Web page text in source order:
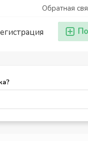
Обратная